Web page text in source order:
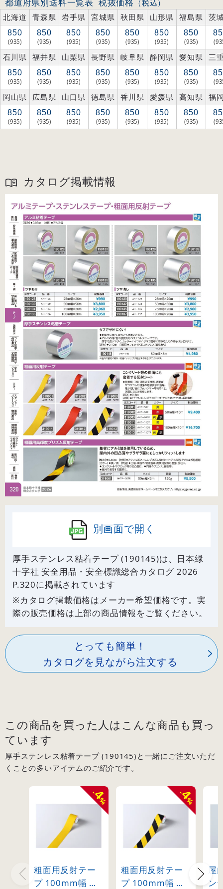
（税込）
北海道
青森県 岩手県 宮城県 秋田県 山形県 福島県 茨
850
(935)
850
(935)
850
(935)
850
(935)
850
(935)
850
(935)
850
(935)
石川県 福井県 山梨県 長野県 岐阜県 静岡県 愛知県 三
850
(935)
850
(935)
850
(935)
850
(935)
850
(935)
850
(935)
850
(935)
岡山県 広島県 山口県 徳島県 香川県 愛媛県 高知県 福
850
(935)
850
(935)
850
(935)
850
(935)
850
(935)
850
(935)
850
(935)
カタログ掲載情報
別画面で開く
厚手ステンレス粘着テープ (190145)は、日本緑
十字社 安全用品・安全標識総合カタログ 2026
P.320に掲載されています
※カタログ掲載価格はメーカー希望価格です。実
際の販売価格は上部の商品情報をご覧ください。
とっても簡単！
カタログを見ながら注文する
この商品を買った人はこんな商品も買っ
ています
厚手ステンレス粘着テープ (190145)と一緒にご注文いただ
くことの多いアイテムのご紹介です。
-
4
%
粗面用反射テー
プ 100mm幅 黄
-
4
%
粗面用反射テー
プ 100mm幅 黄/
屋
ン